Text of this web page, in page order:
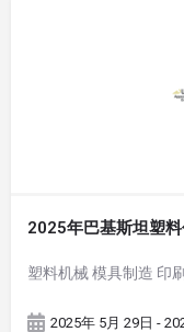
2025年巴基斯坦塑
塑料机械 模具制造 印
2025年 5月 29日 -